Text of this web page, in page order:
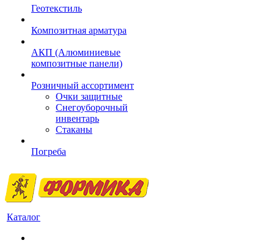
Геотекстиль
Композитная арматура
АКП (Алюминиевые
композитные панели)
Розничный ассортимент
Очки защитные
Снегоуборочный
инвентарь
Стаканы
Погреба
Каталог